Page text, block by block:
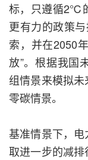
标，只遵循2℃
更有力的政策
索，并在2050
放”。根据我国
组情景来模拟
零碳情景。
基准情景下，
取进一步的减